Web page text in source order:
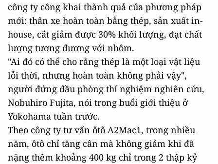
công ty công khai thành quả của phương pháp
mới: thân xe hoàn toàn bằng thép, sản xuất in-
house, cắt giảm được 30% khối lượng, đạt chất
lượng tương đương với nhôm.
"Ai đó có thể cho rằng thép là một loại vật liệu
lỗi thời, nhưng hoàn toàn không phải vậy",
người đứng đầu phòng thí nghiệm nghiên cứu,
Nobuhiro Fujita, nói trong buổi giới thiệu ở
Yokohama tuần trước.
Theo công ty tư vấn ôtô A2Mac1, trong nhiều
năm, ôtô chỉ tăng cân mà không giảm khi đã
nặng thêm khoảng 400 kg chỉ trong 2 thập kỷ